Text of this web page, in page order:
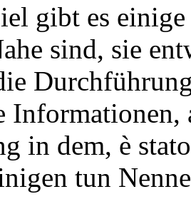
gibt es
sind, sie
Informationen,
in dem, è
tun